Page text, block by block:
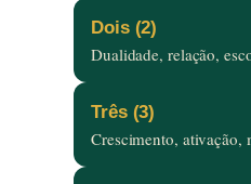
Dois (2)
Dualidade, relação,
Três (3)
Crescimento, ativação,